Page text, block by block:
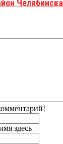
здесь